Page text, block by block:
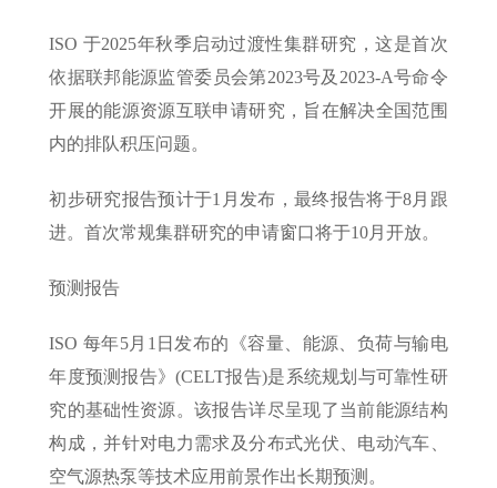
ISO 于2025年秋季启动过渡性集群研究，这是首次
依据联邦能源监管委员会第2023号及2023-A号命令
开展的能源资源互联申请研究，旨在解决全国范围
内的排队积压问题。
初步研究报告预计于1月发布，最终报告将于8月跟
进。首次常规集群研究的申请窗口将于10月开放。
预测报告
ISO 每年5月1日发布的《容量、能源、负荷与输电
年度预测报告》(CELT报告)是系统规划与可靠性研
究的基础性资源。该报告详尽呈现了当前能源结构
构成，并针对电力需求及分布式光伏、电动汽车、
空气源热泵等技术应用前景作出长期预测。